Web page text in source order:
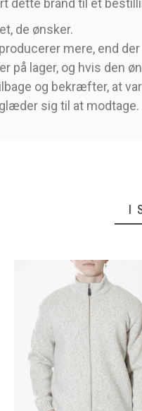
de ønsker.
mere, end
på lager, og hvis den
og bekræfter, at
sig til at modtage.
I